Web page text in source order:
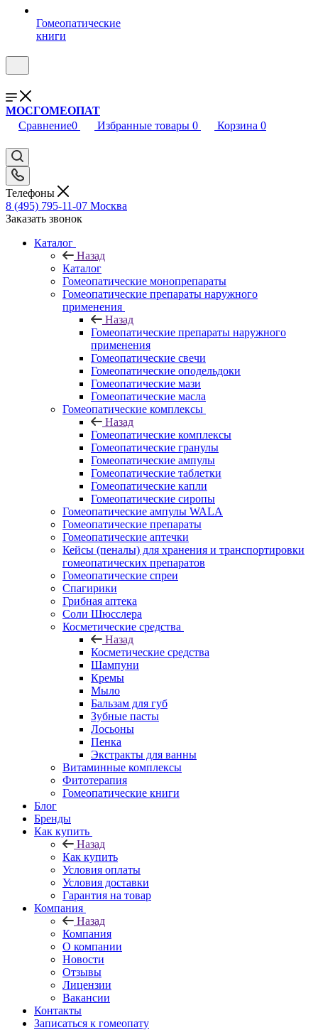
Гомеопатические
книги
МОСГОМЕОПАТ
Сравнение0 Избранные товары 0 Корзина 0
Телефоны
8 (495) 795-11-07 Москва
Заказать звонок
Каталог
Назад
Каталог
Гомеопатические монопрепараты
Гомеопатические препараты наружного
применения
Назад
Гомеопатические препараты наружного
применения
Гомеопатические свечи
Гомеопатические оподельдоки
Гомеопатические мази
Гомеопатические масла
Гомеопатические комплексы
Назад
Гомеопатические комплексы
Гомеопатические гранулы
Гомеопатические ампулы
Гомеопатические таблетки
Гомеопатические капли
Гомеопатические сиропы
Гомеопатические ампулы WALA
Гомеопатические препараты
Гомеопатические аптечки
Кейсы (пеналы) для хранения и транспортировки
гомеопатических препаратов
Гомеопатические спреи
Спагирики
Грибная аптека
Соли Шюсслера
Косметические средства
Назад
Косметические средства
Шампуни
Кремы
Мыло
Бальзам для губ
Зубные пасты
Лосьоны
Пенка
Экстракты для ванны
Витаминные комплексы
Фитотерапия
Гомеопатические книги
Блог
Бренды
Как купить
Назад
Как купить
Условия оплаты
Условия доставки
Гарантия на товар
Компания
Назад
Компания
О компании
Новости
Отзывы
Лицензии
Вакансии
Контакты
Записаться к гомеопату